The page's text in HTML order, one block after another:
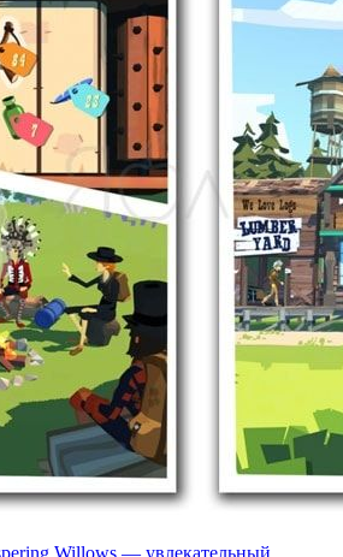
Willows — увлекательный